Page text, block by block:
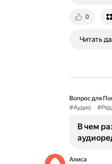
0
Читать
Вопрос для
#Аудио
В чем
Алиса